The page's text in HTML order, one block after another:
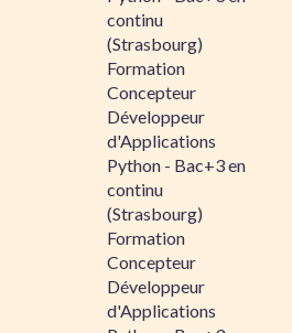
continu
(Strasbourg)
Formation
Concepteur
Développeur
d'Applications
Python - Bac+3 en
continu
(Strasbourg)
Formation
Concepteur
Développeur
d'Applications